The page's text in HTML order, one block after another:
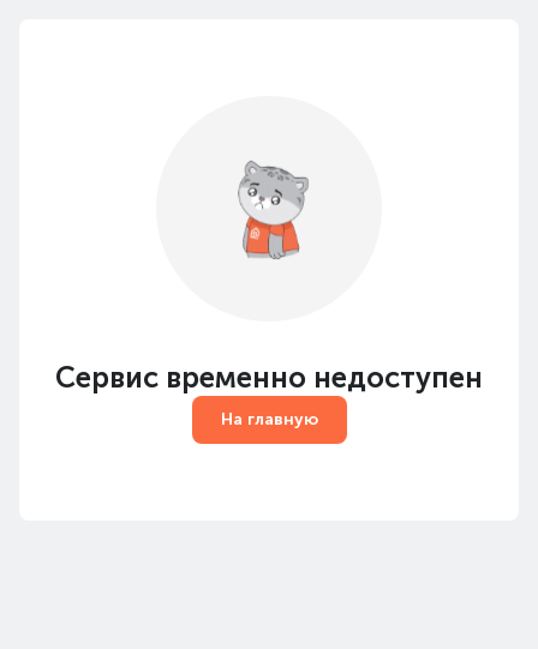
Сервис временно недоступен
На главную